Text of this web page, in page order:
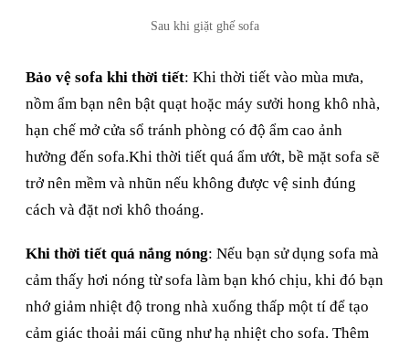
Sau khi giặt ghế sofa
Bảo vệ sofa khi thời tiết: Khi thời tiết vào mùa mưa,
nồm ẩm bạn nên bật quạt hoặc máy sưởi hong khô nhà,
hạn chế mở cửa sổ tránh phòng có độ ẩm cao ảnh
hưởng đến sofa.Khi thời tiết quá ẩm ướt, bề mặt sofa sẽ
trở nên mềm và nhũn nếu không được vệ sinh đúng
cách và đặt nơi khô thoáng.
Khi thời tiết quá nắng nóng: Nếu bạn sử dụng sofa mà
cảm thấy hơi nóng từ sofa làm bạn khó chịu, khi đó bạn
nhớ giảm nhiệt độ trong nhà xuống thấp một tí để tạo
cảm giác thoải mái cũng như hạ nhiệt cho sofa. Thêm